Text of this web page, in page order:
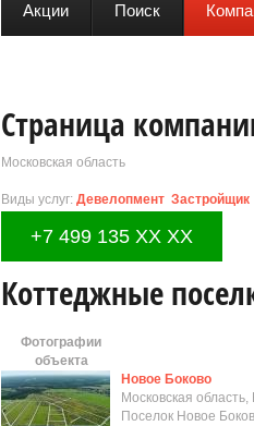
Акции Поиск
Страница
Московская область
Виды услуг: Девелопмент Застройщик
+7 499 135 XX XX
Коттеджные
Фотографии
объекта
Новое Боково
Московская
Поселок Новое